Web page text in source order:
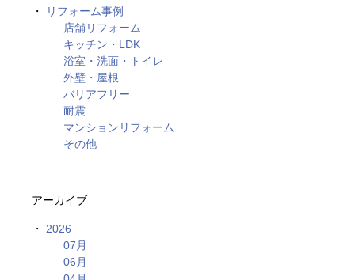
リフォーム事例
店舗リフォーム
キッチン・LDK
浴室・洗面・トイレ
外壁・屋根
バリアフリー
耐震
マンションリフォーム
その他
アーカイブ
2026
07月
06月